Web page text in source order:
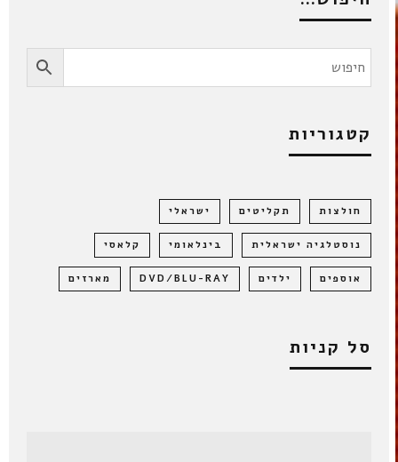
קטגוריות
חולצות תקליטים ישראלי
נוסטלגיה ישראלית בינלאומי קלאסי
אוספים ילדים DVD/BLU-RAY מארזים
סל קניות